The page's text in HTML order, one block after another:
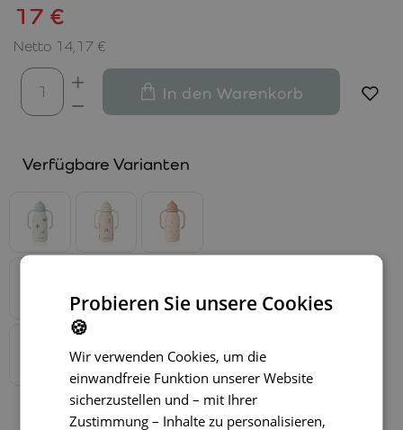
17 €
Netto 14,17 €
In den Warenkorb
Verfügbare Varianten
Probieren Sie unsere Cookies
🍪
Wir verwenden Cookies, um die
einwandfreie Funktion unserer Website
sicherzustellen und – mit Ihrer
Zustimmung – Inhalte zu personalisieren,